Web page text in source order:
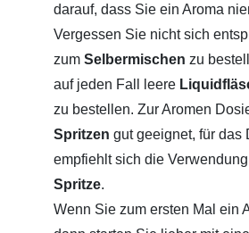
darauf, dass Sie ein Aroma
Vergessen Sie nicht sich
zum Selbermischen zu
auf jeden Fall leere
zu bestellen. Zur Aromen
Spritzen gut geeignet, für das
empfiehlt sich die
Spritze.
Wenn Sie zum ersten Mal ein